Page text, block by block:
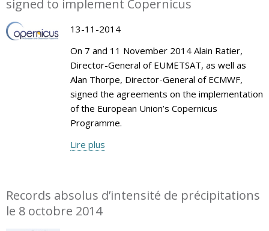
signed to implement Copernicus
13-11-2014
On 7 and 11 November 2014 Alain Ratier,
Director-General of EUMETSAT, as well as
Alan Thorpe, Director-General of ECMWF,
signed the agreements on the implementation
of the European Union’s Copernicus
Programme.
Lire plus
Records absolus d’intensité de précipitations
le 8 octobre 2014